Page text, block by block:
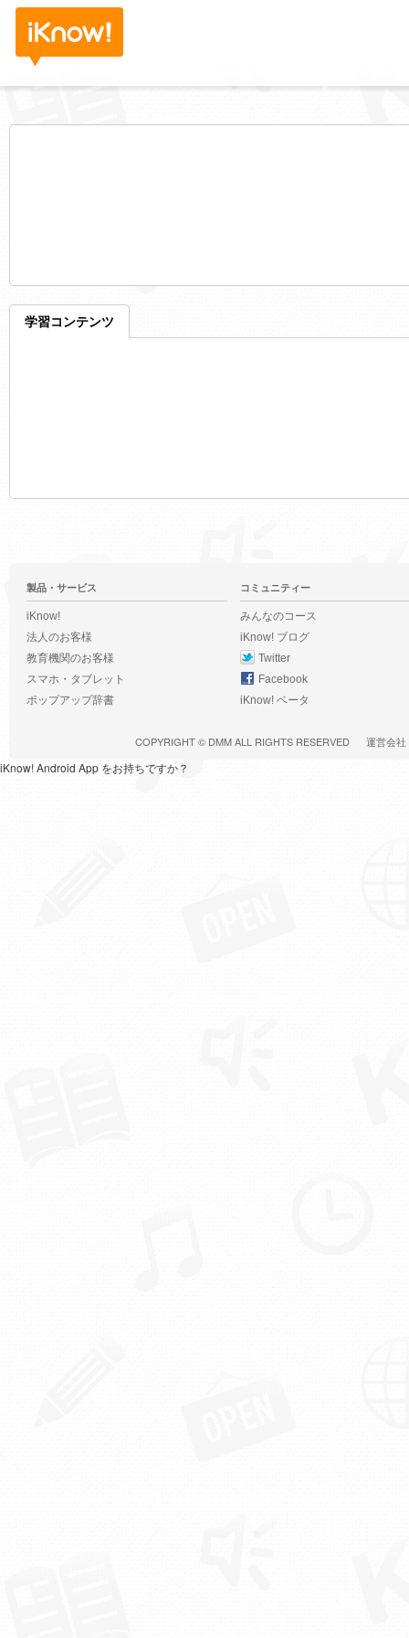
学習コンテンツ
製品・サービス
iKnow!
法人のお客様
教育機関のお客様
スマホ・タブレット
ポップアップ辞書
コミュニティー
みんなのコース
iKnow! ブログ
Twitter
Facebook
iKnow! ベータ
COPYRIGHT © DMMALL RIGHTS RESERVED 運営会社
iKnow! Android App をお持ちですか？